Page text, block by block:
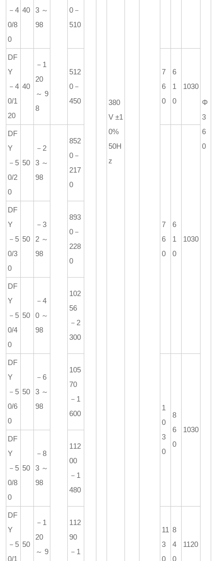
380
V ±1
0%
50H
z
Φ
3
6
0
－4
0/8
0
40
3～
98
0－
510
DF
Y
－4
0/1
20
40
－1
20
～9
8
512
0－
450
7
6
0
6
1
0
1030
DF
Y
－5
0/2
0
50
－2
3～
98
852
0－
217
0
7
6
0
6
1
0
1030
DF
Y
－5
0/3
0
50
－3
2～
98
893
0－
228
0
DF
Y
－5
0/4
0
50
－4
0～
98
102
56
－2
300
DF
Y
－5
0/6
0
50
－6
3～
98
105
70
－1
600
1
0
3
0
8
6
0
1030
DF
Y
－5
0/8
0
50
－8
3～
98
112
00
－1
480
DF
Y
－5
0/1
50
－1
20
～9
112
90
－1
11
3
0
8
4
0
1120